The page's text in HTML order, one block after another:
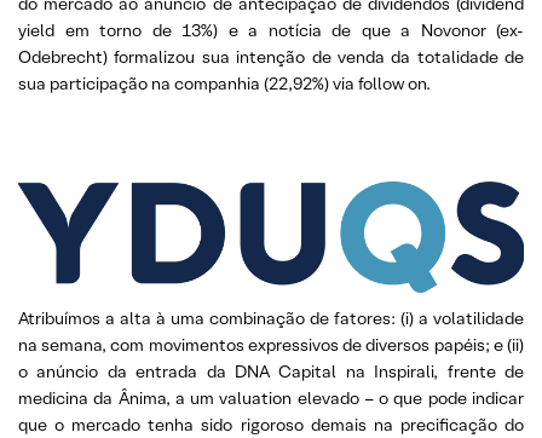
yield em torno de 13%) e a notícia de que a Novonor (ex-
Odebrecht) formalizou sua intenção de venda da totalidade de
sua participação na companhia (22,92%) via follow on.
Atribuímos a alta à uma combinação de fatores: (i) a volatilidade
na semana, com movimentos expressivos de diversos papéis; e (ii)
o anúncio da entrada da DNA Capital na Inspirali, frente de
medicina da Ânima, a um valuation elevado – o que pode indicar
que o mercado tenha sido rigoroso demais na precificação do